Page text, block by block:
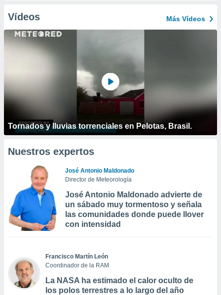
Vídeos Más Vídeos
Tornados y lluvias torrenciales en Pelotas, Brasil.
Nuestros expertos
José Antonio Maldonado
Director de Meteorología
José Antonio Maldonado advierte de
un sábado muy tormentoso y señala
las comunidades donde puede llover
con intensidad
Francisco Martín León
Coordinador de la RAM
La NASA ha estimado el calor oculto de
los polos terrestres a lo largo del año